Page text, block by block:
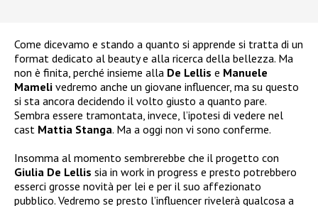
Come dicevamo e stando a quanto si apprende si tratta di un
format dedicato al beauty e alla ricerca della bellezza. Ma
non è finita, perché insieme alla De Lellis e Manuele
Mameli vedremo anche un giovane influencer, ma su questo
si sta ancora decidendo il volto giusto a quanto pare.
Sembra essere tramontata, invece, l’ipotesi di vedere nel
cast Mattia Stanga. Ma a oggi non vi sono conferme.
Insomma al momento sembrerebbe che il progetto con
Giulia De Lellis sia in work in progress e presto potrebbero
esserci grosse novità per lei e per il suo affezionato
pubblico. Vedremo se presto l’influencer rivelerà qualcosa a